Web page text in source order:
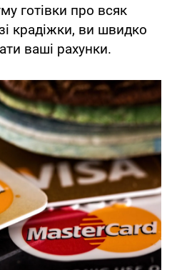
готівки про всяк
крадіжки, ви швидко
ваші рахунки.